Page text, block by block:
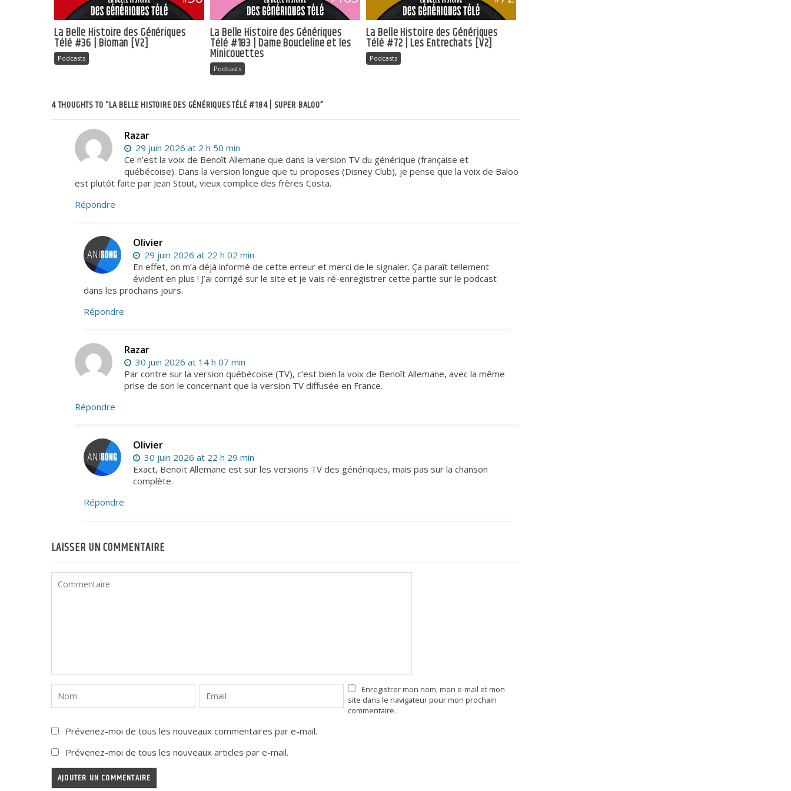
La Belle Histoire des Génériques
Télé #36 | Bioman [V2]
Podcasts
La Belle Histoire des Génériques
Télé #183 | Dame Boucleline et les
Minicouettes
Podcasts
La Belle Histoire des Génériques
Télé #72 | Les Entrechats [V2]
Podcasts
4 THOUGHTS TO “LA BELLE HISTOIRE DES GÉNÉRIQUES TÉLÉ #184 | SUPER BALOO”
Razar
29 juin 2026 at 2 h 50 min
Ce n’est la voix de Benoît Allemane que dans la version TV du générique (française et
québécoise). Dans la version longue que tu proposes (Disney Club), je pense que la voix de Baloo
est plutôt faite par Jean Stout, vieux complice des frères Costa.
Répondre
Olivier
29 juin 2026 at 22 h 02 min
En effet, on m’a déjà informé de cette erreur et merci de le signaler. Ça paraît tellement
évident en plus ! J’ai corrigé sur le site et je vais ré-enregistrer cette partie sur le podcast
dans les prochains jours.
Répondre
Razar
30 juin 2026 at 14 h 07 min
Par contre sur la version québécoise (TV), c’est bien la voix de Benoît Allemane, avec la même
prise de son le concernant que la version TV diffusée en France.
Répondre
Olivier
30 juin 2026 at 22 h 29 min
Exact, Benoït Allemane est sur les versions TV des génériques, mais pas sur la chanson
complète.
Répondre
LAISSER UN COMMENTAIRE
Enregistrer mon nom, mon e-mail et mon
site dans le navigateur pour mon prochain
commentaire.
Prévenez-moi de tous les nouveaux commentaires par e-mail.
Prévenez-moi de tous les nouveaux articles par e-mail.